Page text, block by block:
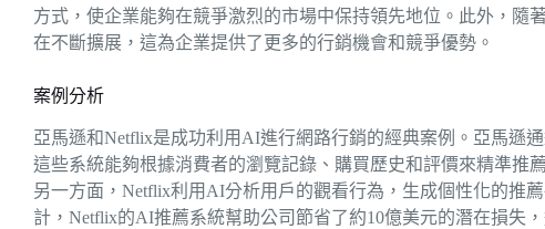
方式，使企業能夠在競爭激烈的市場中保持領先地位。此外，隨
在不斷擴展，這為企業提供了更多的行銷機會和競爭優勢。
案例分析
亞馬遜和Netflix是成功利用AI進行網路行銷的經典案例。亞馬遜
這些系統能夠根據消費者的瀏覽記錄、購買歷史和評價來精準推
另一方面，Netflix利用AI分析用戶的觀看行為，生成個性化的推
計，Netflix的AI推薦系統幫助公司節省了約10億美元的潛在損失